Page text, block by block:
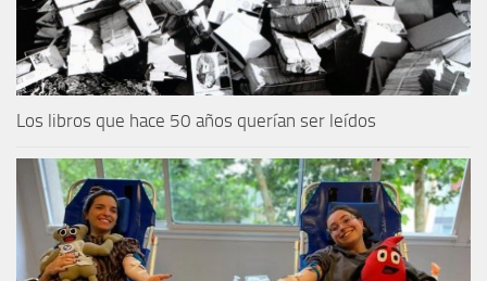
Los libros que hace 50 años querían ser leídos